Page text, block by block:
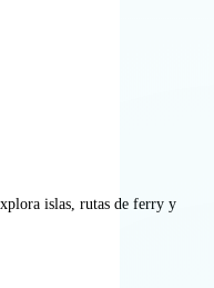
islas, rutas de ferry y